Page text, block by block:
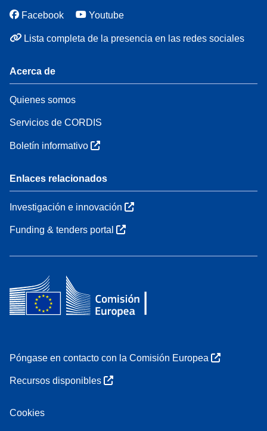
Facebook Youtube
Lista completa de la presencia en las redes sociales
Acerca de
Quienes somos
Servicios de CORDIS
Boletín informativo
Enlaces relacionados
Investigación e innovación
Funding & tenders portal
Póngase en contacto con la Comisión Europea
Recursos disponibles
Cookies